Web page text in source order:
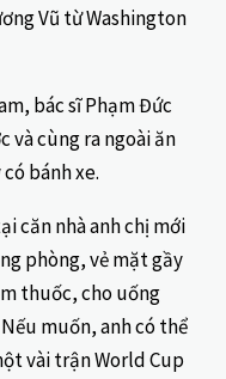
Vũ từ Washington
bác sĩ Phạm Đức
và cùng ra ngoài ăn
bánh xe.
căn nhà anh chị mới
phòng, vẻ mặt gầy
thuốc, cho uống
muốn, anh có thể
vài trận World Cup